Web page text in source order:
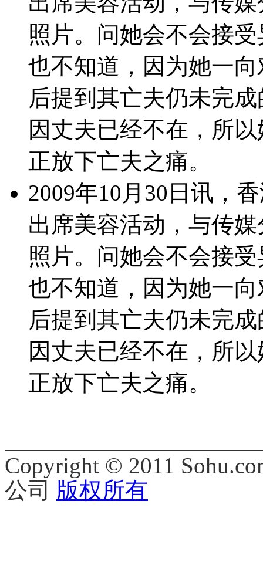
照片。问她会不会接
也不知道，因为她一
后提到其亡夫仍未完
因丈夫已经不在，所
正放下亡夫之痛。
2009年10月30日讯，
出席美容活动，与传
照片。问她会不会接
也不知道，因为她一
后提到其亡夫仍未完
因丈夫已经不在，所
正放下亡夫之痛。
Copyright © 2011
公司 版权所有